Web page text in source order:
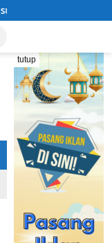
Bukan Sekadar Asin,
tutup